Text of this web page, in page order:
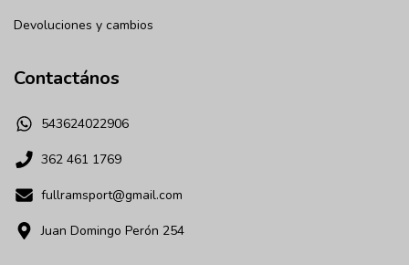
Devoluciones y cambios
Contactános
543624022906
362 461 1769
fullramsport@gmail.com
Juan Domingo Perón 254